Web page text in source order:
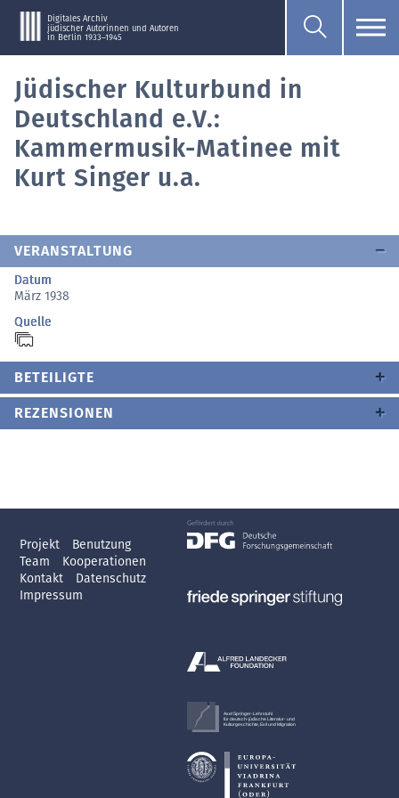
Digitales Archiv
jüdischer Autorinnen und Autoren
in Berlin 1933–1945
Jüdischer Kulturbund in
Deutschland e.V.:
Kammermusik-Matinee mit
Kurt Singer u.a.
VERANSTALTUNG
Datum
März 1938
Quelle
BETEILIGTE
REZENSIONEN
Projekt
Benutzung
Team
Kooperationen
Kontakt
Datenschutz
Impressum
Axel Springer-Lehrstuhl
für deutsch-jüdische Literatur- und
Kulturgeschichte, Exil und Migration